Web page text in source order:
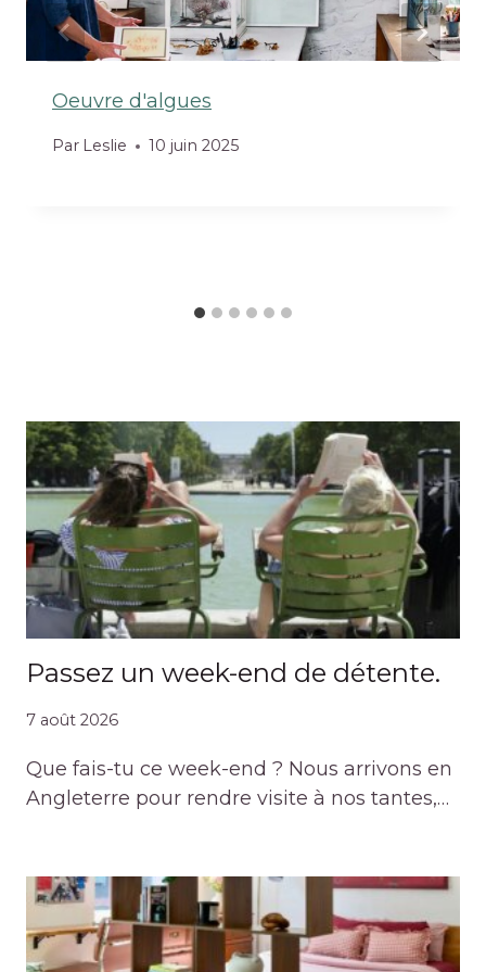
Oeuvre d'algues
Par Leslie 10 juin 2025
Passez un week-end de détente.
7 août 2026
Que fais-tu ce week-end ? Nous arrivons en
Angleterre pour rendre visite à nos tantes,…